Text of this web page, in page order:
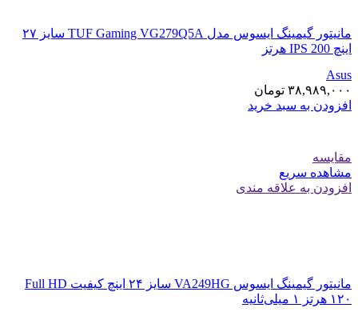
مانیتور گیمینگ ایسوس مدل TUF Gaming VG279Q5A سایز ۲۷
اینچ IPS 200 هرتز
Asus
۳۸,۹۸۹,۰۰۰ تومان
افزودن به سبد خرید
مقایسه
مشاهده سریع
افزودن به علاقه مندی
مانیتور گیمینگ ایسوس VA249HG سایز ۲۴ اینچ کیفیت Full HD
۱۲۰ هرتز ۱ میلی‌ثانیه